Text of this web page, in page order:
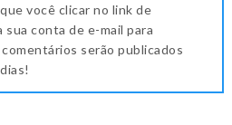
você clicar no link de
sua conta de e-mail para
serão publicados